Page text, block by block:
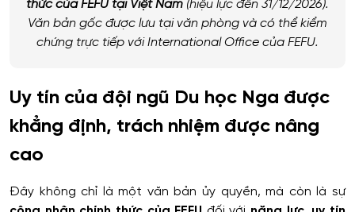
thức của FEFU tại Việt Nam (hiệu lực đến 31/12/2026).
Văn bản gốc được lưu tại văn phòng và có thể kiểm
chứng trực tiếp vớiInternational Office của FEFU.
Uy tín của đội ngũ Du học Nga được
khẳng định, trách nhiệm được nâng
cao
Đây không chỉ là một văn bản ủy quyền, mà còn là sự